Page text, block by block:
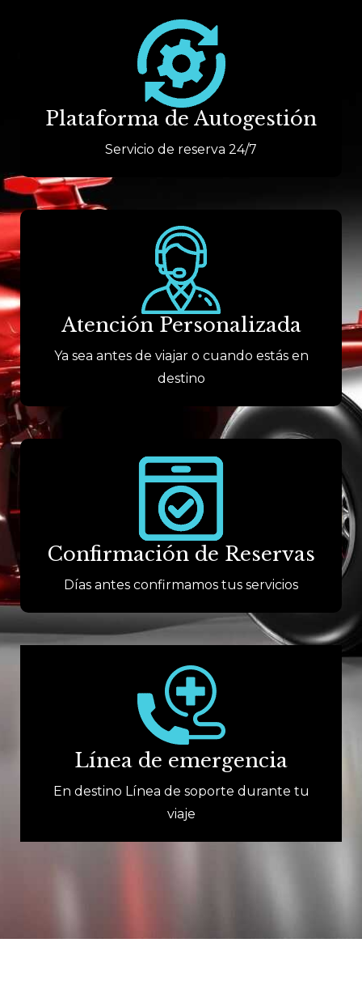
Plataforma de Autogestión
Servicio de reserva 24/7
Atención Personalizada
Ya sea antes de viajar o cuando estás en
destino
Confirmación de Reservas
Días antes confirmamos tus servicios
Línea de emergencia
En destino Línea de soporte durante tu
viaje